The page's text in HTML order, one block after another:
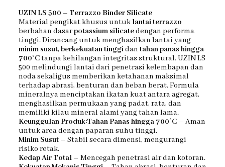
UZIN LS 500 – Terrazzo Binder Silicate
Material pengikat khusus untuk lantai terrazzo
berbahan dasarpotassium silicatedengan performa
tinggi. Dirancang untuk menghasilkan lantai yang
minim susut, berkekuatan tinggidan tahan panas hingga
700°Ctanpa kehilangan integritas struktural. UZIN LS
500 melindungi lantai dari penetrasi kelembapan dan
noda sekaligus memberikan ketahanan maksimal
terhadap abrasi, benturan dan beban berat. Formula
mineralnya menciptakan ikatan kuat antara agregat,
menghasilkan permukaan yang padat, rata, dan
memiliki kilau mineral alami yang tahan lama.
Keunggulan Produk:Tahan Panas hingga 700°C– Aman
untuk area dengan paparan suhu tinggi.
Minim Susut– Stabil secara dimensi, mengurangi
risiko retak.
Kedap Air Total– Mencegah penetrasi air dan kotoran.